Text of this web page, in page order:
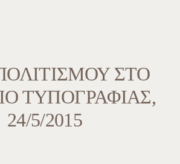
ΣΤΟ
ΤΥΠΟΓΡΑΦΊΑΣ,
24/5/2015